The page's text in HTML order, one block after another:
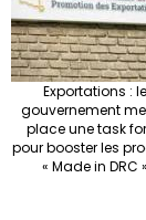
Exportations : le
gouvernement
place une task
pour booster les
« Made in DRC »